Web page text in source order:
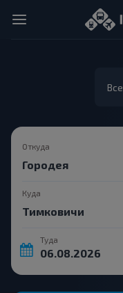
Все
Откуда
Куда
Туда